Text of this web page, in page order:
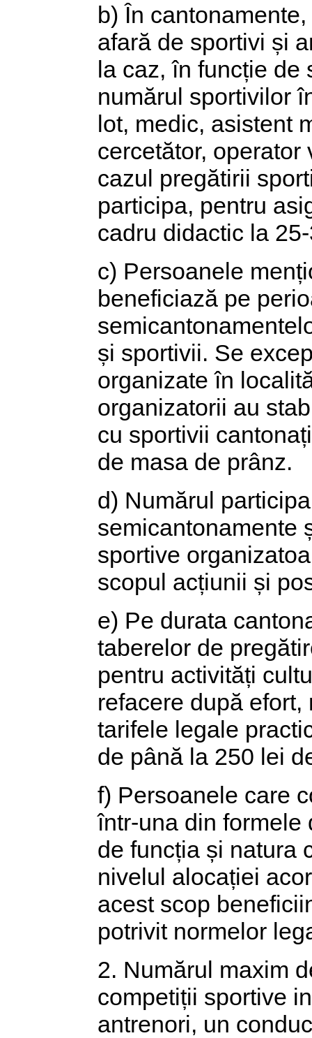
b) În
afară de sportivi și
la caz, în funcție de
numărul sportivilor
lot, medic, asistent
cercetător,
cazul pregătirii
participa, pentru
cadru didactic la
c) Persoanele
beneficiază pe
și sportivii. Se
organizate în
organizatorii au
cu sportivii
de masa de prânz.
d) Numărul
semicantonamente
sportive
scopul acțiunii și
e) Pe durata
taberelor de
pentru activități
refacere după
tarifele legale
de până la 250 lei
f) Persoanele care
într-una din formele
de funcția și natura
nivelul alocației
acest scop
potrivit normelor
2. Numărul maxim
competiții sportive
antrenori, un